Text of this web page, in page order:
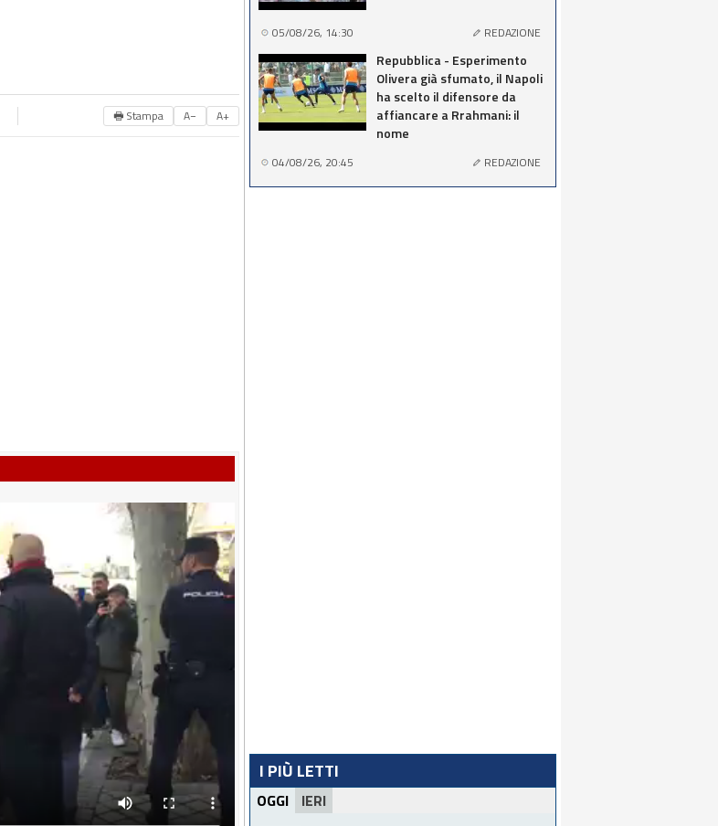
🖶 Stampa A− A+
05/08/26, 14:30 REDAZIONE
Repubblica - Esperimento
Olivera già sfumato, il Napoli
ha scelto il difensore da
affiancare a Rrahmani: il
nome
04/08/26, 20:45 REDAZIONE
I PIÙ LETTI
OGGI IERI